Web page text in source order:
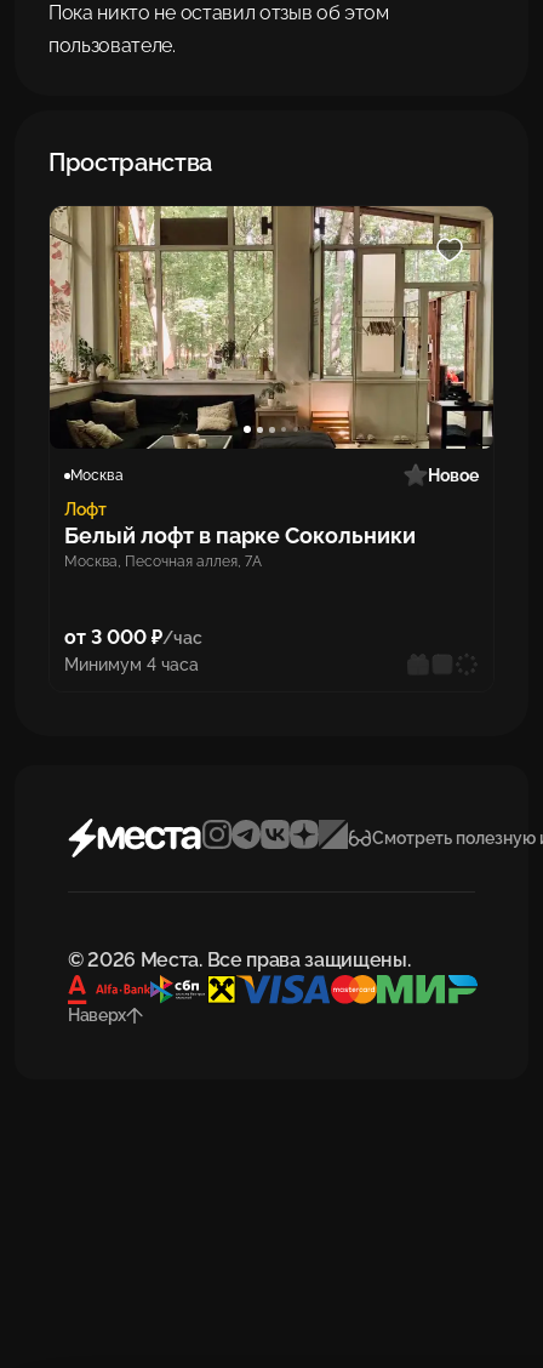
Пока никто не оставил отзыв об этом
пользователе.
Пространства
Москва
Новое
Лофт
Белый лофт в парке Сокольники
Москва, Песочная аллея, 7А
от 3 000 ₽/час
Минимум 4 часа
Смотреть
© 2026 Места. Все права защищены.
Наверх